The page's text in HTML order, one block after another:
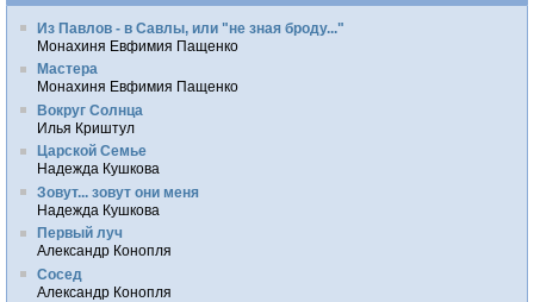
Из Павлов - в Савлы, или "не зная броду..."
Монахиня Евфимия Пащенко
Мастера
Монахиня Евфимия Пащенко
Вокруг Солнца
Илья Криштул
Царской Семье
Надежда Кушкова
Зовут... зовут они меня
Надежда Кушкова
Первый луч
Александр Конопля
Сосед
Александр Конопля